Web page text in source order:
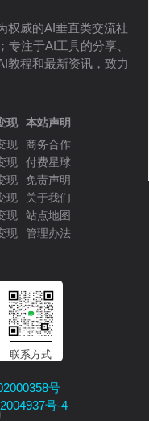
权威的AI垂直类交流社
注于AI工具的分享、
教程和最新资讯，致力
现
现
现
现
现
现
现
本站声明
商务合作
付费星球
免责声明
关于我们
站点地图
管理办法
联系方式
号
号-4